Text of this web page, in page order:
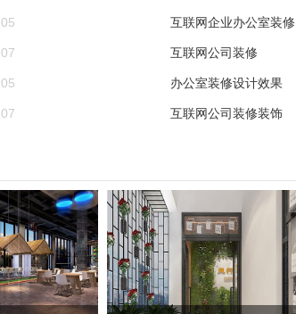
互联网企业办公室装修
互联网公司装修
办公室装修设计效果
互联网公司装修装饰